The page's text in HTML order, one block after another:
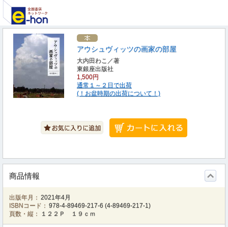
アウシュヴィッツの画家の部屋
大内田わこ／著
東銀座出版社
1,500円
通常１～２日で出荷
(！お盆時期の出荷について！)
商品情報
出版年月： 2021年4月
ISBNコード： 978-4-89469-217-6 (4-89469-217-1)
頁数・縦：
１２２Ｐ １９ｃｍ